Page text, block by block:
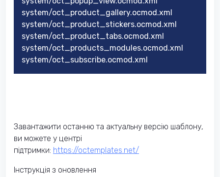
system/oct_product_gallery.ocmod.xml
system/oct_product_stickers.ocmod.xml
system/oct_product_tabs.ocmod.xml
system/oct_products_modules.ocmod.xml
system/oct_subscribe.ocmod.xml
Завантажити останню та актуальну версію шаблону,
ви можете у центрі
підтримки: https://octemplates.net/
Інструкція з оновлення